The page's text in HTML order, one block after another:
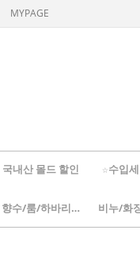
MYPAGE
국내산 몰드 할인 ☆수입
향수/룸/하바리움 비누/화